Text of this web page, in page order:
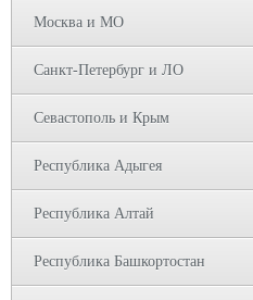
Москва и МО
Санкт-Петербург и ЛО
Севастополь и Крым
Республика Адыгея
Республика Алтай
Республика Башкортостан